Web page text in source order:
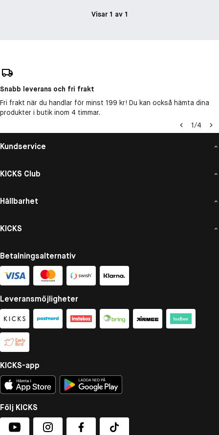
Visar 1 av 1
Snabb leverans och fri frakt
Fri frakt när du handlar för minst 199 kr! Du kan också hämta dina
produkter i butik inom 4 timmar.
1/4
Kundservice
KICKS Club
Hållbarhet
KICKS
Betalningsalternativ
Leveransmöjligheter
KICKS-app
Följ KICKS